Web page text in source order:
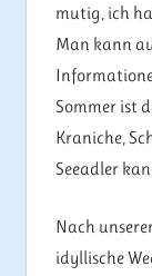
mutig, ich
Man kann
Sommer ist
Kraniche,
Seeadler
Nach
idyllische